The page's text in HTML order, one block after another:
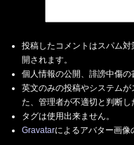
投稿したコメントはスパム
開されます。
個人情報の公開、誹謗中傷の
英文のみの投稿やシステム
た、管理者が不適切と判断し
タグは使用出来ません。
Gravatarによるアバター画像